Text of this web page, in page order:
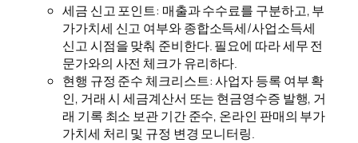
세금 신고 포인트: 매출과 수수료를 구분하고, 부
가가치세 신고 여부와 종합소득세/사업소득세
신고 시점을 맞춰 준비한다. 필요에 따라 세무 전
문가와의 사전 체크가 유리하다.
현행 규정 준수 체크리스트: 사업자 등록 여부 확
인, 거래 시 세금계산서 또는 현금영수증 발행, 거
래 기록 최소 보관 기간 준수, 온라인 판매의 부가
가치세 처리 및 규정 변경 모니터링.